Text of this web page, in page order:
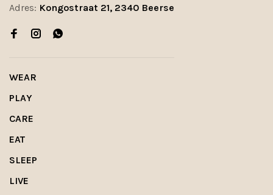
Adres: Kongostraat 21, 2340 Beerse
WEAR
PLAY
CARE
EAT
SLEEP
LIVE